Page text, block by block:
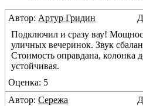
Автор: Артур Гридин
Подключил и сразу вау!
уличных вечеринок. Звук
Стоимость оправдана, колонка
устойчивая.
Оценка: 5
Автор:Сережа